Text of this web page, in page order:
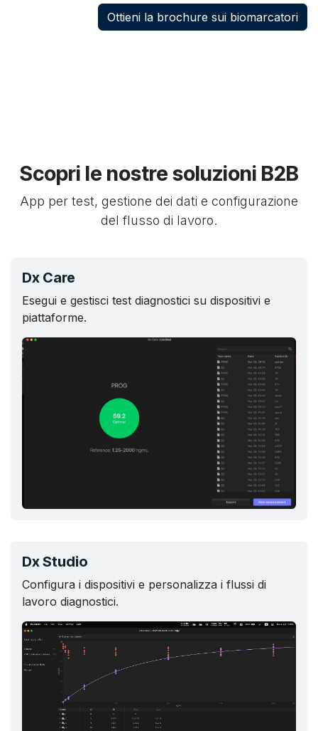
Ottieni la brochure sui biomarcatori
Scopri le nostre soluzioni B2B
App per test, gestione dei dati e configurazione
del flusso di lavoro.
Dx Care
Esegui e gestisci test diagnostici su dispositivi e
piattaforme.
Dx Studio
Configura i dispositivi e personalizza i flussi di
lavoro diagnostici.